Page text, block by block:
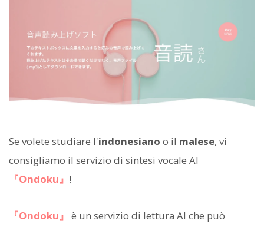
Se volete studiare l'indonesiano o il malese, vi
consigliamo il servizio di sintesi vocale AI
『Ondoku』 !
『Ondoku』 è un servizio di lettura AI che può